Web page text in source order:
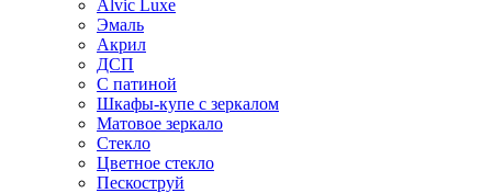
Alvic Luxe
Эмаль
Акрил
ДСП
С патиной
Шкафы-купе с зеркалом
Матовое зеркало
Стекло
Цветное стекло
Пескоструй